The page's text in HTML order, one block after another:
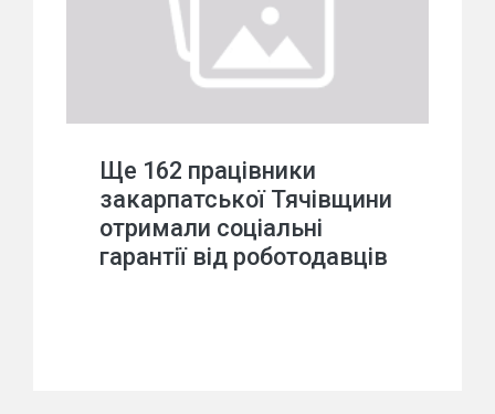
Ще 162 працівники
закарпатської Тячівщини
отримали соціальні
гарантії від роботодавців